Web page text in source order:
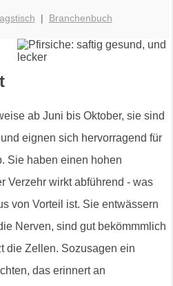
| Branchenbuch
ab Juni bis Oktober, sie sind
eignen sich hervorragend für
Sie haben einen hohen
Verzehr wirkt abführend - was
von Vorteil ist. Sie entwässern
Nerven, sind gut bekömmmlich
die Zellen. Sozusagen ein
das erinnert an